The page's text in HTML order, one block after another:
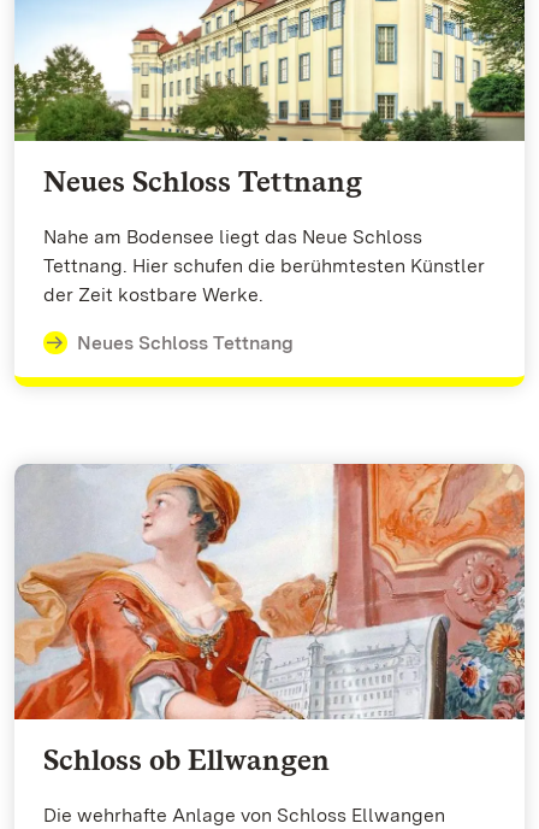
Neues Schloss Tettnang
Nahe am Bodensee liegt das Neue Schloss
Tettnang. Hier schufen die berühmtesten Künstler
der Zeit kostbare Werke.
Neues Schloss Tettnang
Schloss ob Ellwangen
Die wehrhafte Anlage von Schloss Ellwangen